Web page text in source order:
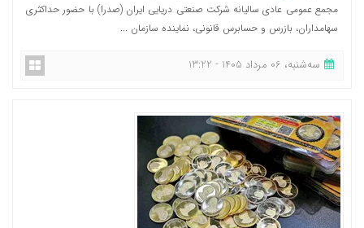
مجمع عمومی عادی سالیانه شرکت صنعتی دریایی ایران (صدرا) با حضور حداکثری
سهامداران، بازرس و حسابرس قانونی، نماینده سازمان ...
ﺳﻪشنبه، 06 مرداد 1405 - 13:22